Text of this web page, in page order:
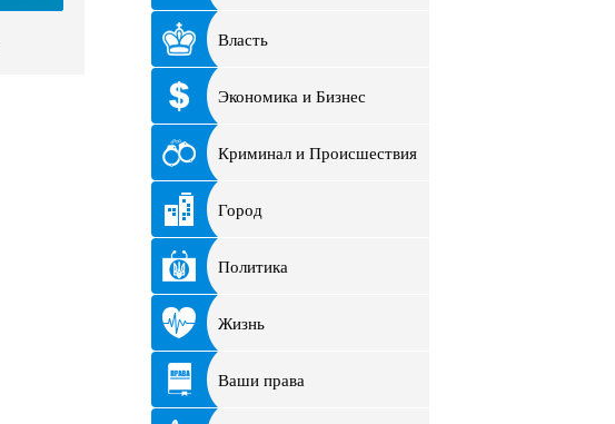
Власть
Экономика и Бизнес
Криминал и Происшествия
Город
Политика
Жизнь
Ваши права